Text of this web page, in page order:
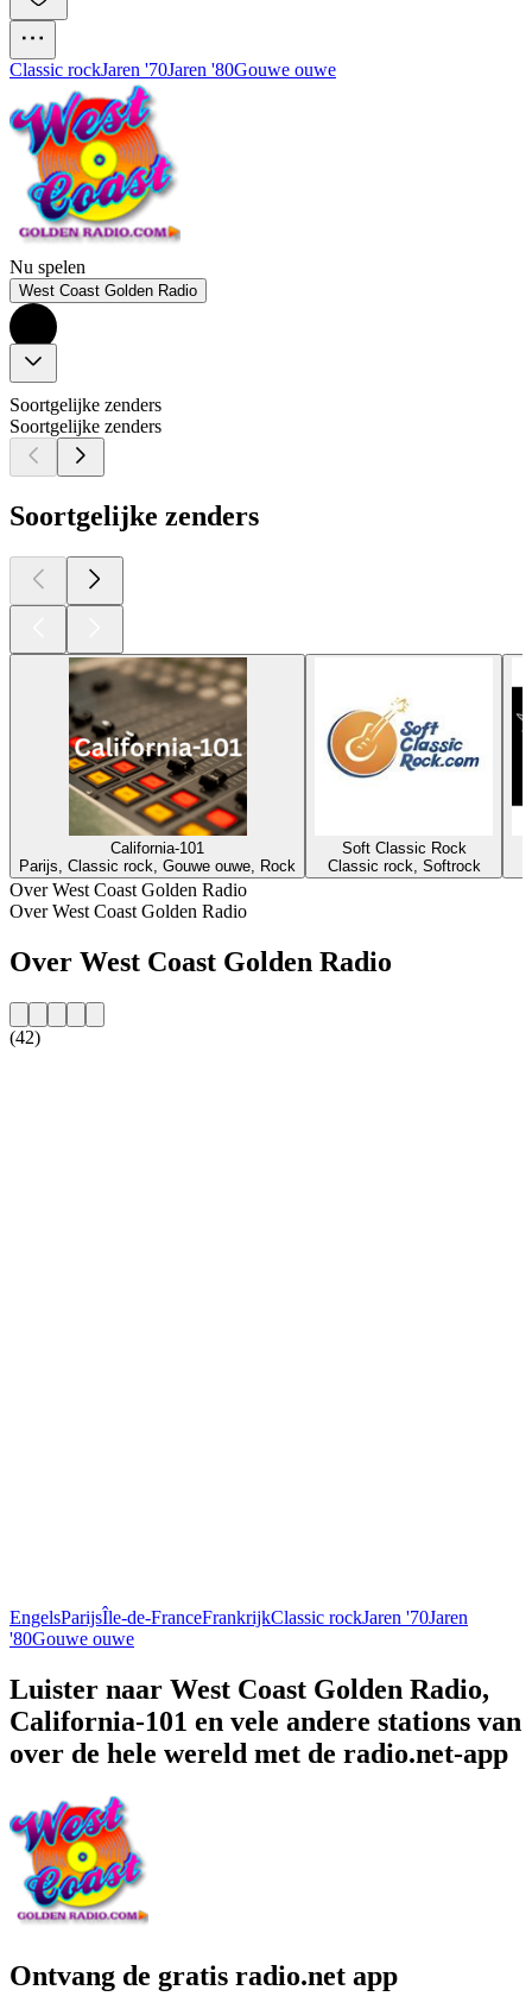
Classic rockJaren '70Jaren '80Gouwe ouwe
Nu spelen
West Coast Golden Radio
Soortgelijke zenders
Soortgelijke zenders
Soortgelijke zenders
California-101
Parijs, Classic rock, Gouwe ouwe, Rock
Soft Classic Rock
Classic rock, Softrock
Over West Coast Golden Radio
Over West Coast Golden Radio
Over West Coast Golden Radio
(42)
EngelsParijsÎle-de-FranceFrankrijkClassic rockJaren '70Jaren
'80Gouwe ouwe
Luister naar West Coast Golden Radio,
California-101 en vele andere stations van
over de hele wereld met de radio.net-app
Ontvang de gratis radio.net app